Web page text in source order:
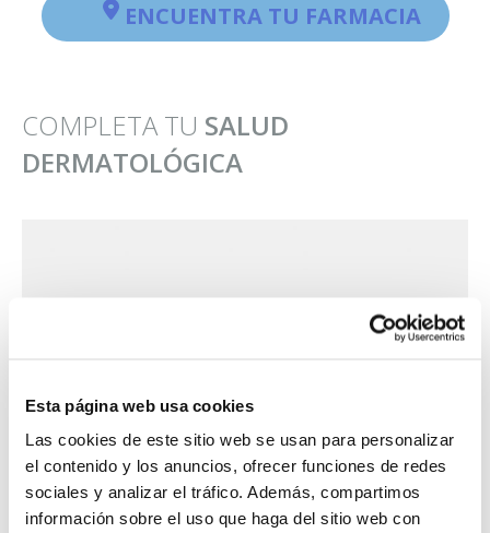
Esta página web usa cookies
Las cookies de este sitio web se usan para personalizar
el contenido y los anuncios, ofrecer funciones de redes
sociales y analizar el tráfico. Además, compartimos
información sobre el uso que haga del sitio web con
ENCUENTRA TU FARMACIA
COMPLETA TU SALUD
DERMATOLÓGICA